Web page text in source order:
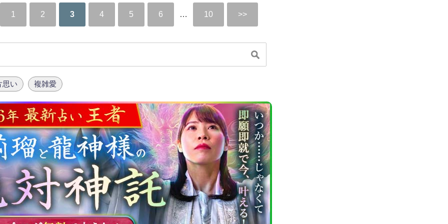
1 2 3 4 5 6 … 10
思い 複雑愛